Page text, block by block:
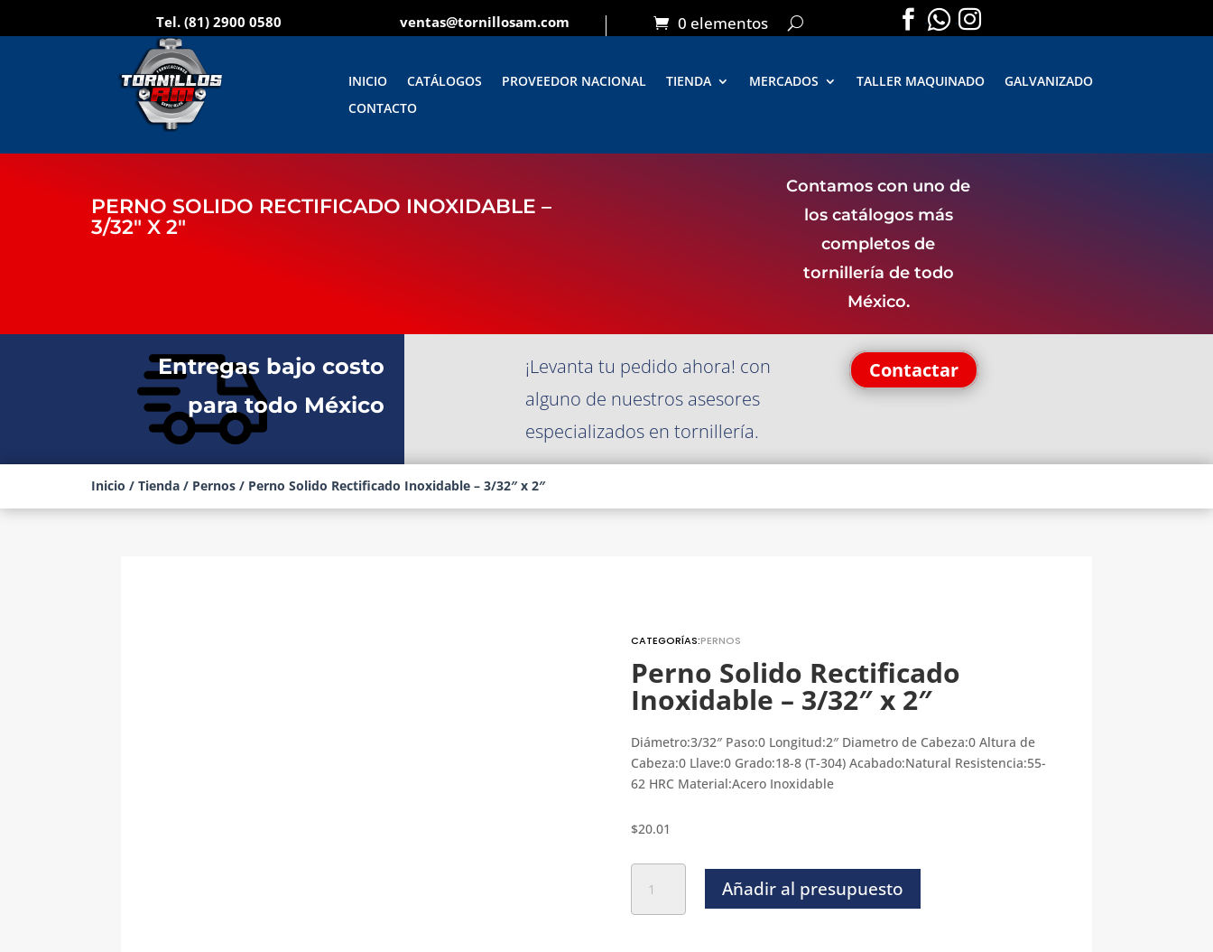
Tel. (81) 2900 0580 ventas@tornillosam.com 0 elementos  . .
INICIO CATÁLOGOS PROVEEDOR NACIONAL TIENDA MERCADOS TALLER MAQUINADO
GALVANIZADO
CONTACTO
PERNO SOLIDO RECTIFICADO INOXIDABLE –
3/32″ X 2″
Contamos con uno de
los catálogos más
completos de
tornillería de todo
México.
Entregas bajo costo
para todo México
¡Levanta tu pedido ahora! con
alguno de nuestros asesores
especializados en tornillería.
Contactar
Inicio / Tienda/ Pernos/ Perno Solido Rectificado Inoxidable – 3/32″ x 2″
CATEGORÍAS:PERNOS
Perno Solido Rectificado
Inoxidable – 3/32″ x 2″
Diámetro:3/32″ Paso:0 Longitud:2″ Diametro de Cabeza:0 Altura de
Cabeza:0 Llave:0 Grado:18-8 (T-304) Acabado:Natural Resistencia:55-
62 HRC Material:Acero Inoxidable
$20.01
Solido
Rectificado
Añadir al presupuesto